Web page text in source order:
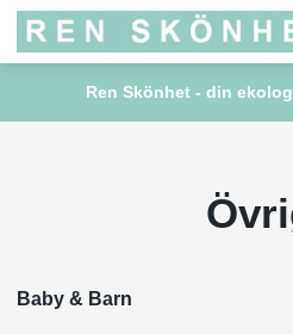
Ren Skönhet - din
Baby & Barn